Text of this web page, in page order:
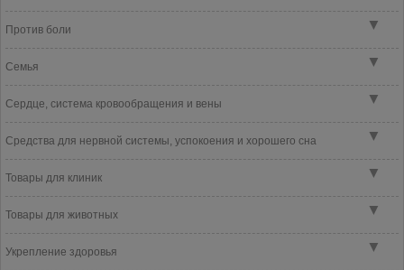
▼
Против боли
▼
Семья
▼
Сердце, система кровообращения и вены
▼
Средства для нервной системы, успокоения и хорошего сна
▼
Товары для клиник
▼
Товары для животных
▼
Укрепление здоровья